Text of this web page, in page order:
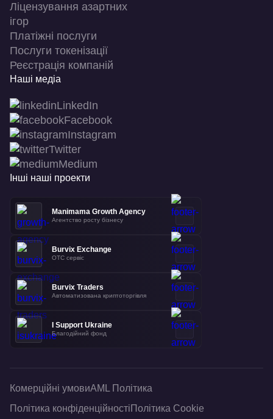
Ліцензування азартних
ігор
Платіжні послуги
Послуги токенізації
Реєстрація компаній
Наші медіа
LinkedIn
Facebook
Instagram
Twitter
Medium
Інші наші проекти
Manimama Growth Agency
Агентство росту бізнесу
Burvix Exchange
OTC сервіс
Burvix Traders
Автоматизована криптоторгівля
I Support Ukraine
Благодійний фонд
Комерційні умовиAML Політика
Політика конфіденційностіПолітика Cookie